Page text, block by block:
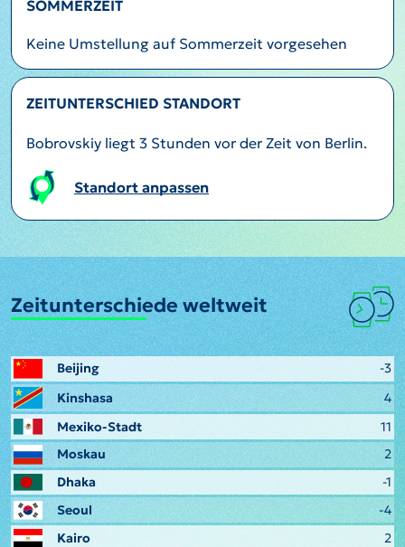
SOMMERZEIT
Keine Umstellung auf Sommerzeit vorgesehen
ZEITUNTERSCHIED STANDORT
Bobrovskiy liegt 3 Stunden vor der Zeit von Berlin.
Standort anpassen
Zeitunterschiede weltweit
Beijing
-3
Kinshasa
4
Mexiko-Stadt
11
Moskau
2
Dhaka
-1
Seoul
-4
Kairo
2